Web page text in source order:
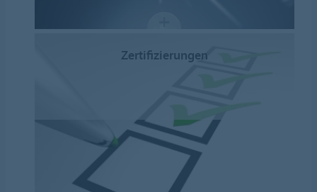
Zertifizierungen